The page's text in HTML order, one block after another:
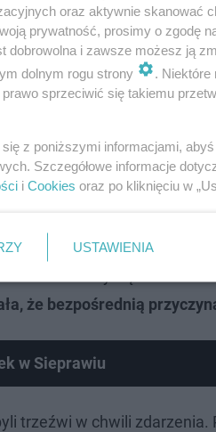
kierowca Volkswagena
wpadła do rowu,
Maria, którą śmigłowiec
okazały się śmiertelne.
że bezpośrednią
w Sieprawiu
trzeźwi w chwili
oraz aktywnie skanować
prywatność, prosimy o zgodę
dobrowolna i zawsze możesz ją
dolnym rogu strony
. Niektóre
sprzeciwić się takiemu
się z poniższymi informacjami,
Szczegółowe informacje
i Cookies oraz po kliknięciu w
USTAWIENIA